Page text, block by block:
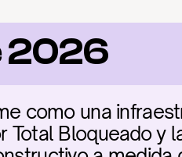
2026
como una
Total Bloqueado y